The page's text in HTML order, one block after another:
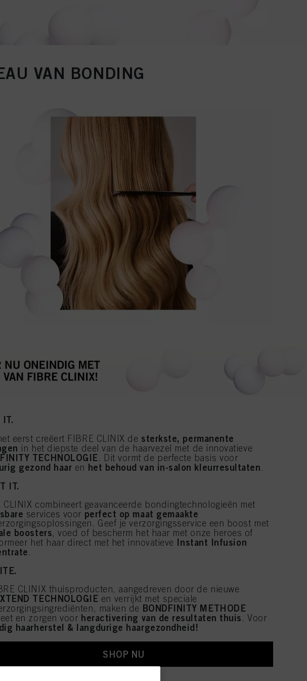
VAN BONDING
IT.
eerst creëert FIBRE CLINIX de sterkste, permanente
in het diepste deel van de haarvezel met de innovatieve
TECHNOLOGIE. Dit vormt de perfecte basis voor
gezond haar en het behoud van in-salon kleurresultaten.​
IT.
CLINIX combineert geavanceerde bondingtechnologieën met
services voor perfect op maat gemaakte
Geef je verzorgingsservice een boost met
boosters, voed of bescherm het haar met onze heroes of
het haar direct met het innovatieve Instant Infusion
.
CLINIX thuisproducten, aangedreven door de nieuwe
TECHNOLOGIE en verrijkt met speciale
maken de BONDFINITY METHODE
en zorgen voor heractivering van de resultaten thuis. Voor
haarherstel & langdurige haargezondheid!
SHOP NU